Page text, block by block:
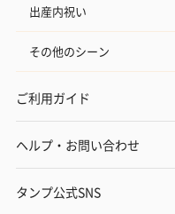
出産内祝い
その他のシーン
ご利用ガイド
ヘルプ・お問い合わせ
タンプ公式SNS